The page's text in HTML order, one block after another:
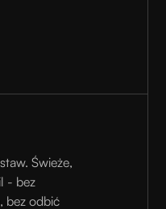
Świeże,
- bez
bez odbić